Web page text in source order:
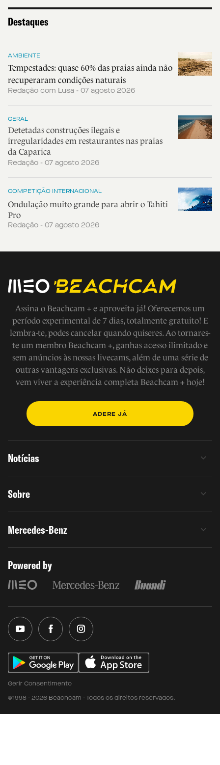
Destaques
AMBIENTE
Tempestades: quase 60% das praias ainda não
recuperaram condições naturais
Redação com Lusa - 07 agosto 2026
GERAL
Detetadas construções ilegais e
irregularidades em restaurantes nas praias
da Caparica
Redação - 07 agosto 2026
COMPETIÇÃO INTERNACIONAL
Ondulação muito grande para abrir o Tahiti
Pro
Redação - 07 agosto 2026
Assina o Beachcam + e aproveita já! Oferecemos um
período experimental de 7 dias, totalmente gratuito! E
lembra-te, podes cancelar quando quiseres. Ao tornares-
te um membro Beachcam +, ganhas acesso ilimitado e
sem anúncios às nossas livecams, além de uma série de
outras vantagens exclusivas. Não deixes para depois,
vem viver a experiência completa Beachcam + hoje!
ADERE JÁ
Notícias
Sobre
Mercedes-Benz
Powered by
Gerir Consentimento
©1998 - 2026 Beachcam - Todos os direitos reservados.